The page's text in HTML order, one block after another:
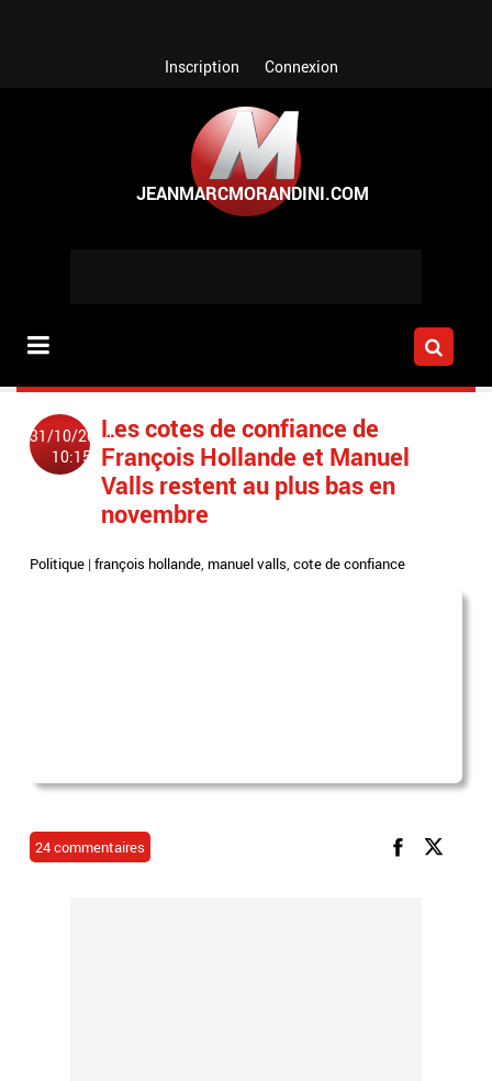
Inscription Connexion
31/10/2014
10:15
Les cotes de confiance de
François Hollande et Manuel
Valls restent au plus bas en
novembre
Politique |françois hollande,manuel valls,cote de confiance
24 commentaires